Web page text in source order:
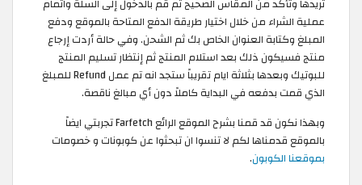
تريدها وتأكد من المقاس الصحيح ثم قم بالدخول إلى السلة واتمام
عملية الشراء من خلال اختيار طريقة الدفع المتاحة بالموقع ودفع
المبلغ وكتابة العنوان الخاص بك ثم الشحن. وفي حالة أردت إرجاع
منتج فسيكون ذلك بعد استلام المنتج ثم إنتظار تسليم المنتج
للبوتيك وبعدها بثلاثة ايام تقريباً ستجد انه تم عمل Refund للمبلغ
الذي قمت بدفعه في البداية كاملاً دون أي مبالغ ناقصة.
وبهذا نكون قد قمنا بشرح الموقع الرائع Farfetch تجربتي ايضاً
بالموقع قدمناها لكم لا تنسوا ان تبحثوا عن كوبونات و خصومات
بموقعنا الكوبون.